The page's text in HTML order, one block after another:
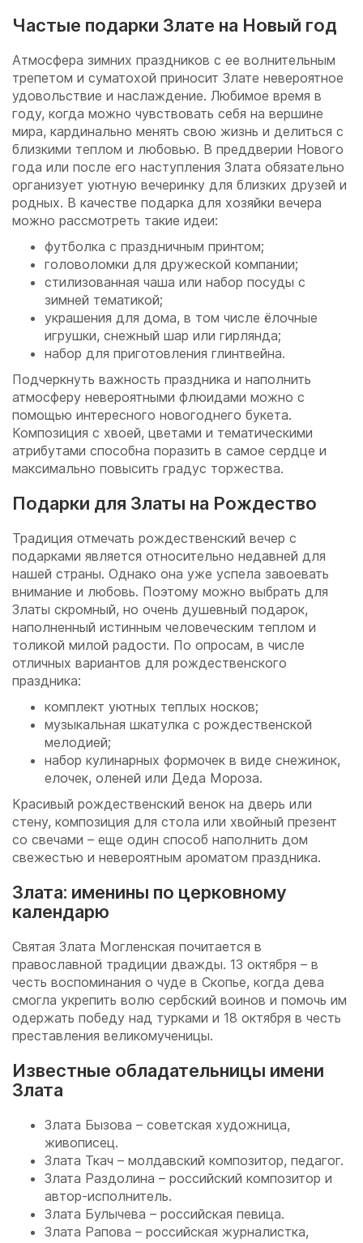
Частые подарки Злате на Новый год
Атмосфера зимних праздников с ее волнительным
трепетом и суматохой приносит Злате невероятное
удовольствие и наслаждение. Любимое время в
году, когда можно чувствовать себя на вершине
мира, кардинально менять свою жизнь и делиться с
близкими теплом и любовью. В преддверии Нового
года или после его наступления Злата обязательно
организует уютную вечеринку для близких друзей и
родных. В качестве подарка для хозяйки вечера
можно рассмотреть такие идеи:
футболка с праздничным принтом;
головоломки для дружеской компании;
стилизованная чаша или набор посуды с
зимней тематикой;
украшения для дома, в том числе ёлочные
игрушки, снежный шар или гирлянда;
набор для приготовления глинтвейна.
Подчеркнуть важность праздника и наполнить
атмосферу невероятными флюидами можно с
помощью интересного новогоднего букета.
Композиция с хвоей, цветами и тематическими
атрибутами способна поразить в самое сердце и
максимально повысить градус торжества.
Подарки для Златы на Рождество
Традиция отмечать рождественский вечер с
подарками является относительно недавней для
нашей страны. Однако она уже успела завоевать
внимание и любовь. Поэтому можно выбрать для
Златы скромный, но очень душевный подарок,
наполненный истинным человеческим теплом и
толикой милой радости. По опросам, в числе
отличных вариантов для рождественского
праздника:
комплект уютных теплых носков;
музыкальная шкатулка с рождественской
мелодией;
набор кулинарных формочек в виде снежинок,
елочек, оленей или Деда Мороза.
Красивый рождественский венок на дверь или
стену, композиция для стола или хвойный презент
со свечами – еще один способ наполнить дом
свежестью и невероятным ароматом праздника.
Злата: именины по церковному
календарю
Святая Злата Могленская почитается в
православной традиции дважды. 13 октября – в
честь воспоминания о чуде в Скопье, когда дева
смогла укрепить волю сербский воинов и помочь им
одержать победу над турками и 18 октября в честь
преставления великомученицы.
Известные обладательницы имени
Злата
Злата Бызова – советская художница,
живописец.
Злата Ткач – молдавский композитор, педагог.
Злата Раздолина – российский композитор и
автор-исполнитель.
Злата Булычева – российская певица.
Злата Рапова – российская журналистка,